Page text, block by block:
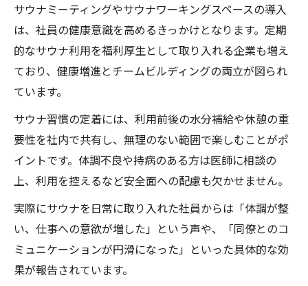
サウナミーティングやサウナワーキングスペースの導入
は、社員の健康意識を高めるきっかけとなります。定期
的なサウナ利用を福利厚生として取り入れる企業も増え
ており、健康増進とチームビルディングの両立が図られ
ています。
サウナ習慣の定着には、利用前後の水分補給や休憩の重
要性を社内で共有し、無理のない範囲で楽しむことがポ
イントです。体調不良や持病のある方は医師に相談の
上、利用を控えるなど安全面への配慮も欠かせません。
実際にサウナを日常に取り入れた社員からは「体調が整
い、仕事への意欲が増した」という声や、「同僚とのコ
ミュニケーションが円滑になった」といった具体的な効
果が報告されています。